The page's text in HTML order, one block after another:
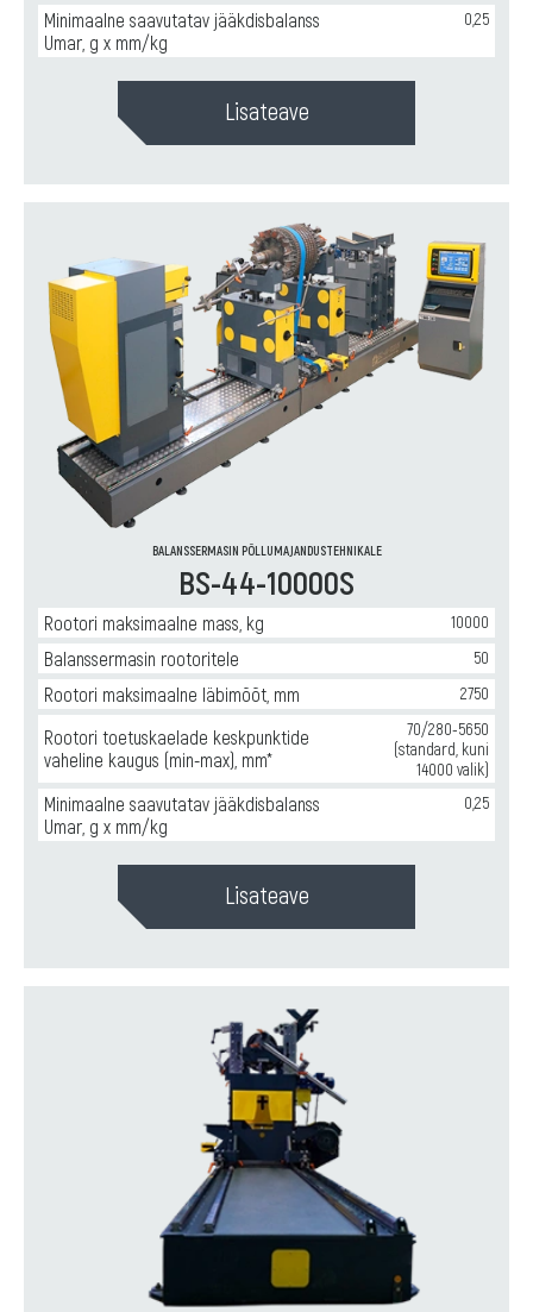
Minimaalne saavutatav jääkdisbalanss
Umar, g x mm/kg
0,25
Lisateave
BALANSSERMASIN PÕLLUMAJANDUSTEHNIKALE
BS-44-10000S
Rootori maksimaalne mass, kg 10000
Balanssermasin rootoritele 50
Rootori maksimaalne läbimõõt, mm 2750
Rootori toetuskaelade keskpunktide
vaheline kaugus (min-max), mm*
70/280-5650
(standard, kuni
14000 valik)
Minimaalne saavutatav jääkdisbalanss
Umar, g x mm/kg
0,25
Lisateave